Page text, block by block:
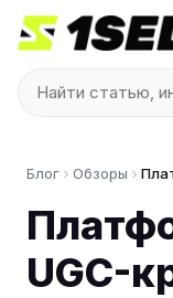
Блог Обзоры
UGC-